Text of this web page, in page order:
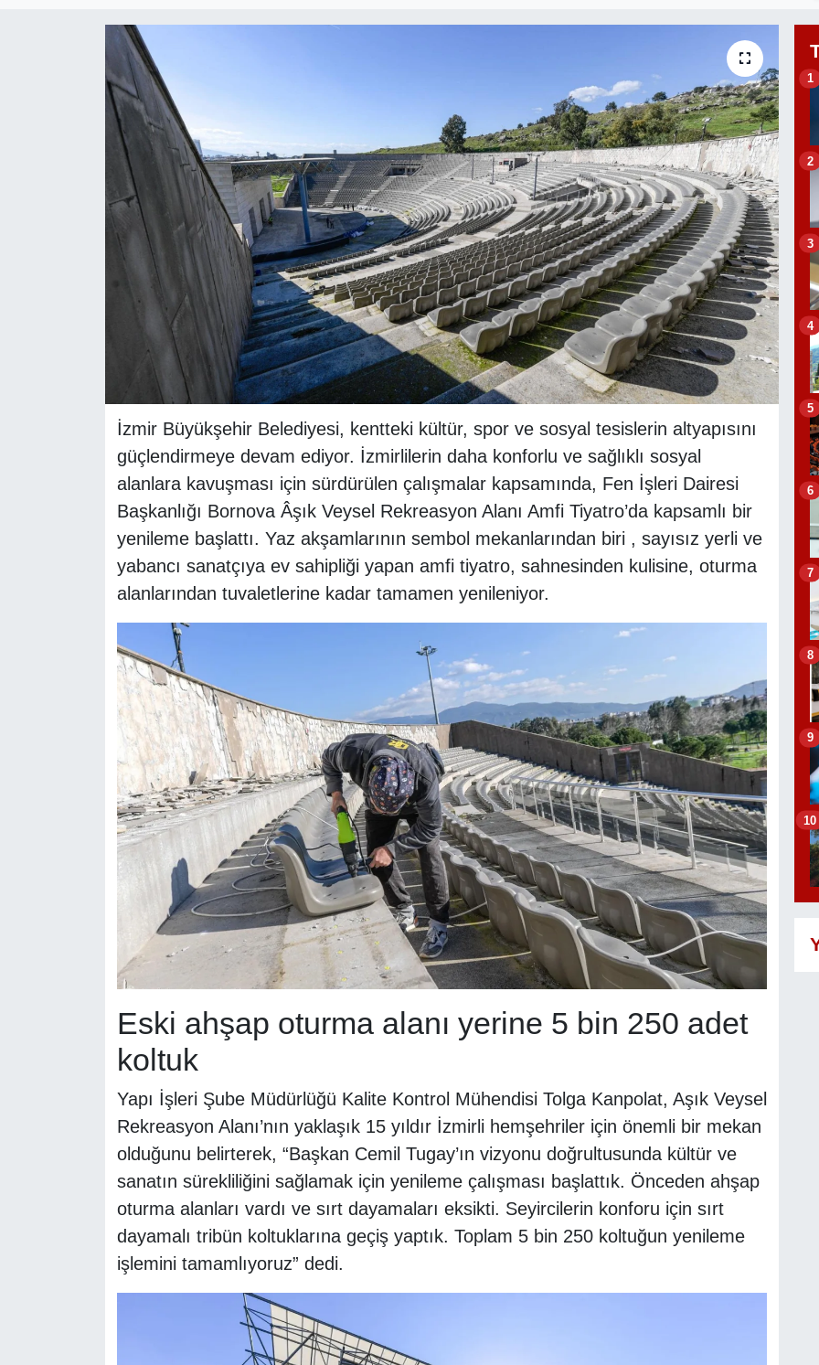
İzmir Büyükşehir Belediyesi, kentteki kültür, spor ve sosyal tesislerin altyapısını
güçlendirmeye devam ediyor. İzmirlilerin daha konforlu ve sağlıklı sosyal
alanlara kavuşması için sürdürülen çalışmalar kapsamında, Fen İşleri Dairesi
Başkanlığı Bornova Âşık Veysel Rekreasyon Alanı Amfi Tiyatro’da kapsamlı bir
yenileme başlattı. Yaz akşamlarının sembol mekanlarından biri , sayısız yerli ve
yabancı sanatçıya ev sahipliği yapan amfi tiyatro, sahnesinden kulisine, oturma
alanlarından tuvaletlerine kadar tamamen yenileniyor.
Eski ahşap oturma alanı yerine 5 bin 250 adet
koltuk
Yapı İşleri Şube Müdürlüğü Kalite Kontrol Mühendisi Tolga Kanpolat, Aşık Veysel
Rekreasyon Alanı’nın yaklaşık 15 yıldır İzmirli hemşehriler için önemli bir mekan
olduğunu belirterek, “Başkan Cemil Tugay’ın vizyonu doğrultusunda kültür ve
sanatın sürekliliğini sağlamak için yenileme çalışması başlattık. Önceden ahşap
oturma alanları vardı ve sırt dayamaları eksikti. Seyircilerin konforu için sırt
dayamalı tribün koltuklarına geçiş yaptık. Toplam 5 bin 250 koltuğun yenileme
işlemini tamamlıyoruz” dedi.
1
2
3
4
5
6
7
8
9
10
RESMİ REKLAM